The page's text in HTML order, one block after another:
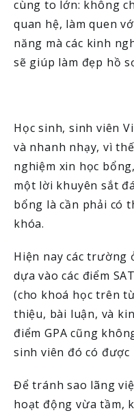
cùng to lớn: không
quan hệ, làm quen
năng mà các kinh
sẽ giúp làm đẹp hồ
Học sinh, sinh viên
và nhanh nhạy, vì
nghiệm xin học
một lời khuyên sắt
bổng là cần phải có
khóa.
Hiện nay các trường
dựa vào các điểm
(cho khoá học trên
thiệu, bài luận, và
điểm GPA cũng
sinh viên đó có được
Để tránh sao lãng
hoạt động vừa tầm,